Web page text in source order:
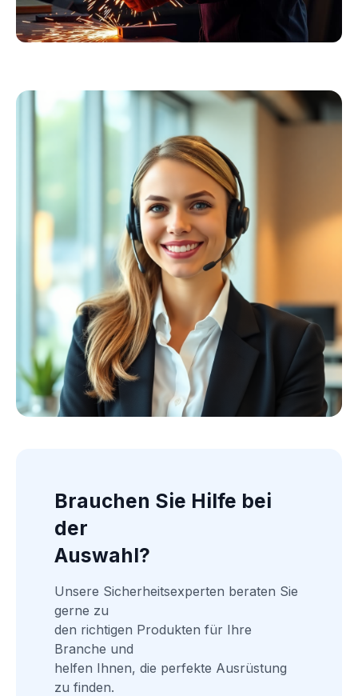
Schweißer
Profiausrüstung
Kollektion ansehen
Brauchen Sie Hilfe bei
der
Auswahl?
Unsere Sicherheitsexperten beraten Sie
gerne zu
den richtigen Produkten für Ihre
Branche und
helfen Ihnen, die perfekte Ausrüstung
zu finden.